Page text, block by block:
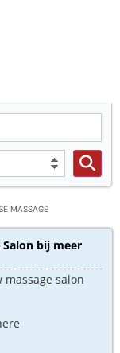
MASSAGE
Salon bij meer
massage salon